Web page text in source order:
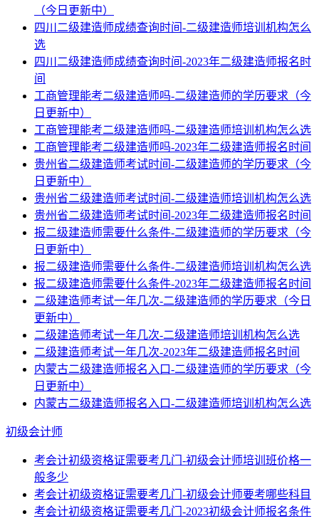
（今日更新中）
四川二级建造师成绩查询时间-二级建造师培训机构怎么
选
四川二级建造师成绩查询时间-2023年二级建造师报名时
间
工商管理能考二级建造师吗-二级建造师的学历要求（今
日更新中）
工商管理能考二级建造师吗-二级建造师培训机构怎么选
工商管理能考二级建造师吗-2023年二级建造师报名时间
贵州省二级建造师考试时间-二级建造师的学历要求（今
日更新中）
贵州省二级建造师考试时间-二级建造师培训机构怎么选
贵州省二级建造师考试时间-2023年二级建造师报名时间
报二级建造师需要什么条件-二级建造师的学历要求（今
日更新中）
报二级建造师需要什么条件-二级建造师培训机构怎么选
报二级建造师需要什么条件-2023年二级建造师报名时间
二级建造师考试一年几次-二级建造师的学历要求（今日
更新中）
二级建造师考试一年几次-二级建造师培训机构怎么选
二级建造师考试一年几次-2023年二级建造师报名时间
内蒙古二级建造师报名入口-二级建造师的学历要求（今
日更新中）
内蒙古二级建造师报名入口-二级建造师培训机构怎么选
初级会计师
考会计初级资格证需要考几门-初级会计师培训班价格一
般多少
考会计初级资格证需要考几门-初级会计师要考哪些科目
考会计初级资格证需要考几门-2023初级会计师报名条件